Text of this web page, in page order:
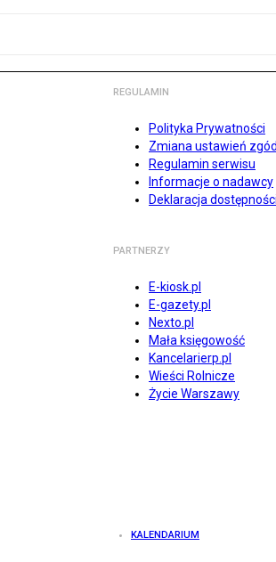
REGULAMIN
Polityka Prywatności
Zmiana ustawień zgód
Regulamin serwisu
Informacje o nadawcy
Deklaracja dostępności
PARTNERZY
E-kiosk.pl
E-gazety.pl
Nexto.pl
Mała księgowość
Kancelarierp.pl
Wieści Rolnicze
Życie Warszawy
KALENDARIUM